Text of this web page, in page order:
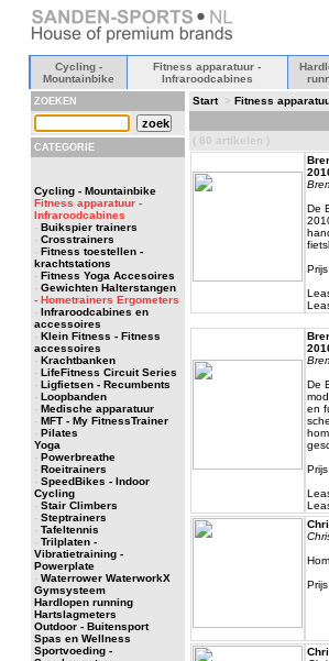
Cycling -
Mountainbike
Fitness apparatuur -
Infraroodcabines
ZOEKEN
CATEGORIE
Cycling - Mountainbike
Fitness apparatuur -
Infraroodcabines
- Buikspier trainers
- Crosstrainers
- Fitness toestellen -
krachtstations
- Fitness Yoga Accesoires
- Gewichten Halterstangen
- Hometrainers Ergometers
- Infraroodcabines en
accessoires
- Klein Fitness - Fitness
accessoires
- Krachtbanken
- LifeFitness Circuit Series
- Ligfietsen - Recumbents
- Loopbanden
- Medische apparatuur
- MFT - My FitnessTrainer
- Pilates
Yoga
- Powerbreathe
- Roeitrainers
- SpeedBikes - Indoor
Cycling
- Stair Climbers
- Steptrainers
- Tafeltennis
- Trilplaten -
Vibratietraining -
Powerplate
- Waterrower WaterworkX
Gymsysteem
Hardlopen running
Hartslagmeters
Outdoor - Buitensport
Spas en Wellness
Sportvoeding -
Start> Fitness
( 80 artikelen )
De
De
en